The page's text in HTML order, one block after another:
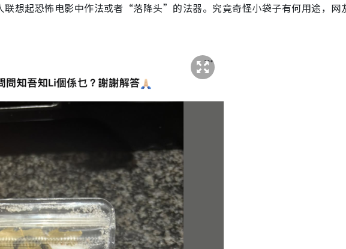
联想起恐怖电影中作法或者“落降头”的法器。究竟奇怪小袋子有何用途，网